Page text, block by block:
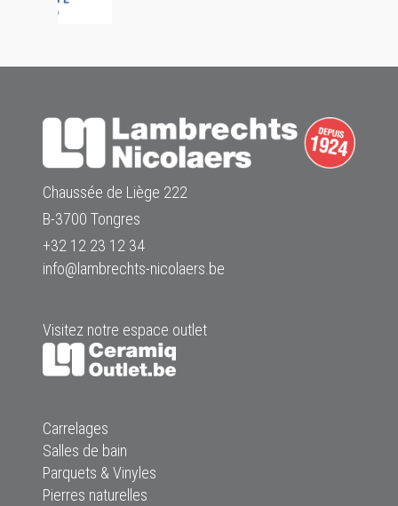
Chaussée de Liège 222
B-3700 Tongres
+32 12 23 12 34
info@lambrechts-nicolaers.be
Visitez notre espace outlet
Carrelages
Salles de bain
Parquets & Vinyles
Pierres naturelles